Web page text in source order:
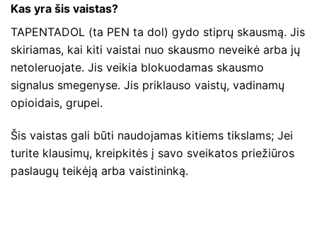
Kas yra šis vaistas?
TAPENTADOL (ta PEN ta dol) gydo stiprų skausmą. Jis
skiriamas, kai kiti vaistai nuo skausmo neveikė arba jų
netoleruojate. Jis veikia blokuodamas skausmo
signalus smegenyse. Jis priklauso vaistų, vadinamų
opioidais, grupei.
Šis vaistas gali būti naudojamas kitiems tikslams; Jei
turite klausimų, kreipkitės į savo sveikatos priežiūros
paslaugų teikėją arba vaistininką.